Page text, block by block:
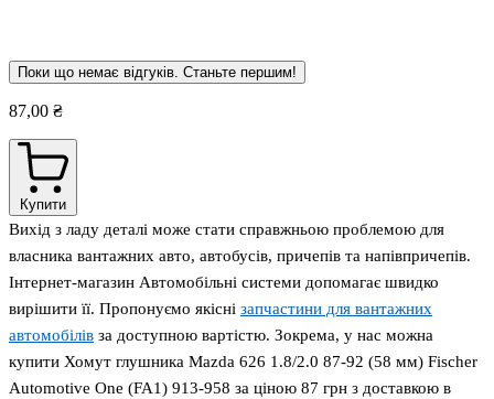
Поки що немає відгуків. Станьте першим!
87,00 ₴
Купити
Вихід з ладу деталі може стати справжньою проблемою для
власника вантажних авто, автобусів, причепів та напівпричепів.
Інтернет-магазин Автомобільні системи допомагає швидко
вирішити її. Пропонуємо якісні запчастини для вантажних
автомобілів за доступною вартістю. Зокрема, у нас можна
купити Хомут глушника Mazda 626 1.8/2.0 87-92 (58 мм) Fischer
Automotive One (FA1) 913-958 за ціною 87 грн з доставкою в